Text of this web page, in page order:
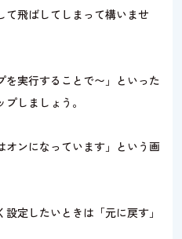
て飛ばしてしまって構いませ
を実行することで〜」といった
しましょう。
オンになっています」という画
定したいときは「元に戻す」